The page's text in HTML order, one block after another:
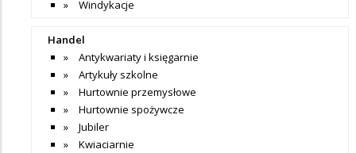
Windykacje
Handel
Antykwariaty i księgarnie
Artykuły szkolne
Hurtownie przemysłowe
Hurtownie spożywcze
Jubiler
Kwiaciarnie